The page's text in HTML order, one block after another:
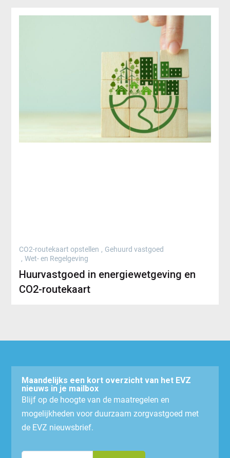
CO2-routekaart opstellen , Gehuurd vastgoed
, Wet- en Regelgeving
Huurvastgoed in energiewetgeving en
CO2-routekaart
Maandelijks een kort overzicht van het EVZ
nieuws in je mailbox
Blijf op de hoogte van de maatregelen en
mogelijkheden voor duurzaam zorgvastgoed met
de EVZ nieuwsbrief.